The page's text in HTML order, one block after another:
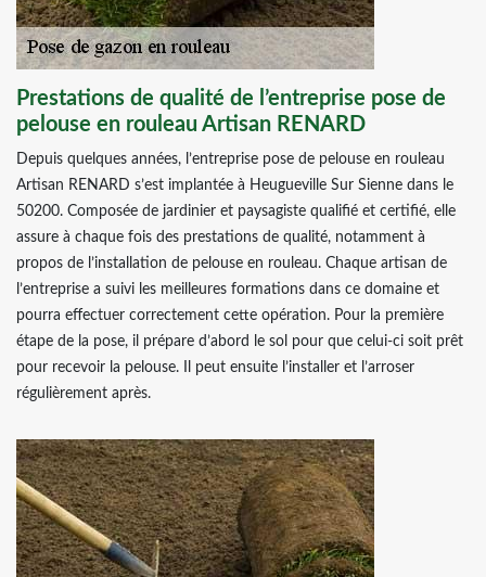
Prestations de qualité de l’entreprise pose de
pelouse en rouleau Artisan RENARD
Depuis quelques années, l’entreprise pose de pelouse en rouleau
Artisan RENARD s’est implantée à Heugueville Sur Sienne dans le
50200. Composée de jardinier et paysagiste qualifié et certifié, elle
assure à chaque fois des prestations de qualité, notamment à
propos de l’installation de pelouse en rouleau. Chaque artisan de
l’entreprise a suivi les meilleures formations dans ce domaine et
pourra effectuer correctement cette opération. Pour la première
étape de la pose, il prépare d’abord le sol pour que celui-ci soit prêt
pour recevoir la pelouse. Il peut ensuite l’installer et l’arroser
régulièrement après.